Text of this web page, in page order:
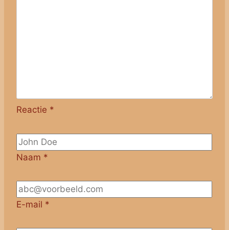
Reactie *
Naam *
E-mail *